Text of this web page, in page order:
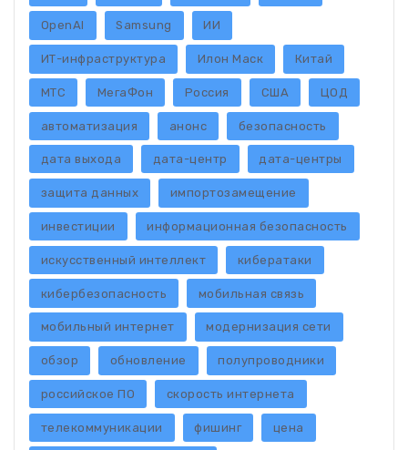
OpenAI Samsung ИИ
ИТ-инфраструктура Илон Маск Китай
МТС МегаФон Россия США ЦОД
автоматизация анонс безопасность
дата выхода дата-центр дата-центры
защита данных импортозамещение
инвестиции информационная безопасность
искусственный интеллект кибератаки
кибербезопасность мобильная связь
мобильный интернет модернизация сети
обзор обновление полупроводники
российское ПО скорость интернета
телекоммуникации фишинг цена